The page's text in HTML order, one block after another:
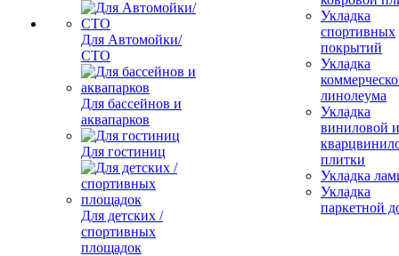
Для Автомойки/
СТО
Для бассейнов и
аквапарков
Для гостиниц
Для детских /
спортивных
площадок
Укладка
спортивных
покрытий
Укладка
линолеума
Укладка
виниловой и
плитки
Укладка
Укладка
паркетной